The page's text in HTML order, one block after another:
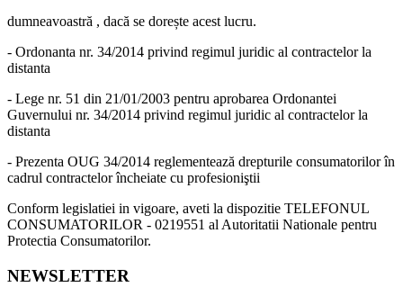
dumneavoastră , dacă se dorește acest lucru.
- Ordonanta nr. 34/2014 privind regimul juridic al contractelor la
distanta
- Lege nr. 51 din 21/01/2003 pentru aprobarea Ordonantei
Guvernului nr. 34/2014 privind regimul juridic al contractelor la
distanta
- Prezenta OUG 34/2014 reglementează drepturile consumatorilor în
cadrul contractelor încheiate cu profesioniştii
Conform legislatiei in vigoare, aveti la dispozitie TELEFONUL
CONSUMATORILOR - 0219551 al Autoritatii Nationale pentru
Protectia Consumatorilor.
NEWSLETTER